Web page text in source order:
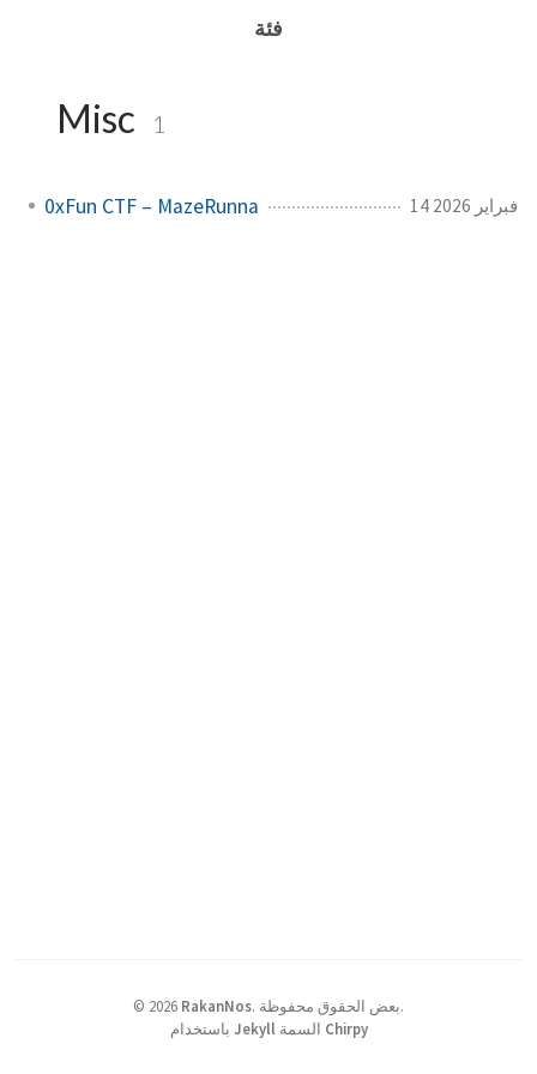
فئة
Misc 1
0xFun CTF – MazeRunna 14 فبراير 2026
© 2026 RakanNos.
بعض الحقوق محفوظة.
Jekyll Chirpy